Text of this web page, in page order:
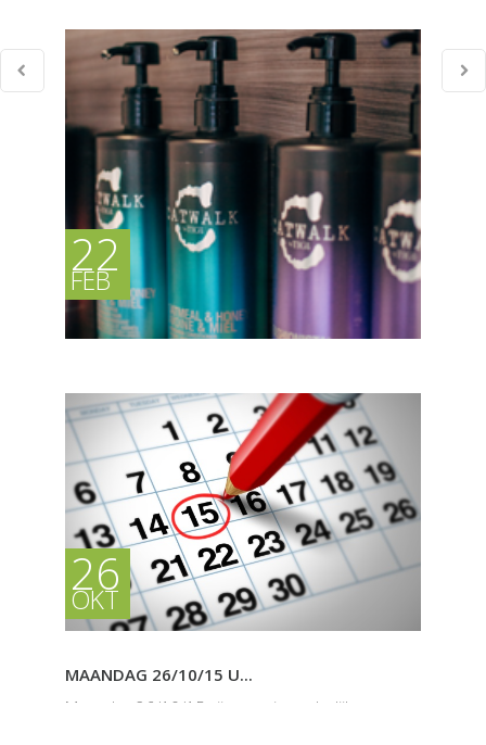
VACATURE: SPECIALI...
In ons haarcentrum leer je werken met
pruiken,...
VACATURE: KAPPER (...
22
FEB
Voor ons kapsalon zoeken we een kapper of...
MAANDAG 26/10/15 U...
26
OKT
Maandag 26/10/15 zijn we uitzonderlijk